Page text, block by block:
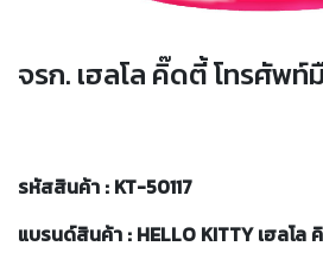
จรก. เฮลโล คิ๊ดตี้ โทรศัพท์
รหัสสินค้า : KT-50117
แบรนด์สินค้า : HELLO KITTY เฮลโล